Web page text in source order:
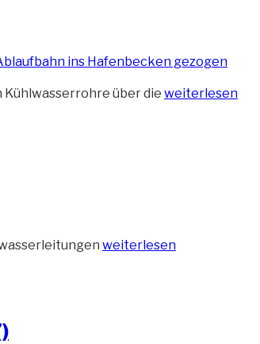
über die „Vorbereitungen
weiterlesen
„Ablaufbahn
weiterlesen